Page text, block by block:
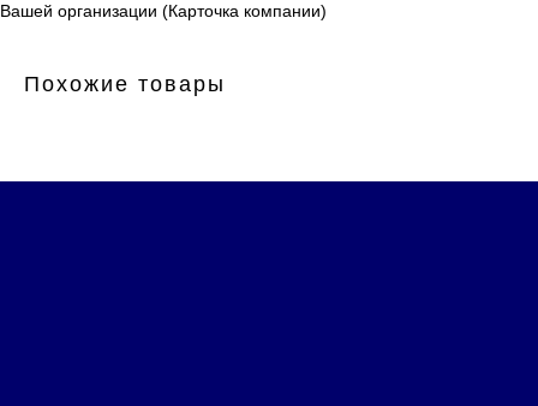
Вашей организации (Карточка компании)
Похожие товары